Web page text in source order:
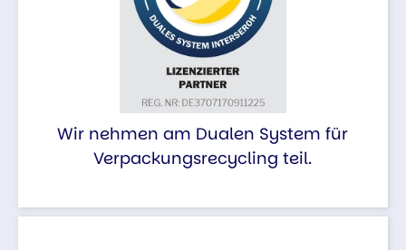
Wir nehmen am Dualen System für
Verpackungsrecycling teil.